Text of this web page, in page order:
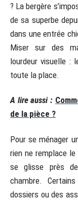
? La bergère
de sa superbe
dans une entrée
Miser sur des
lourdeur visuelle :
toute la place.
A lire aussi :
de la pièce ?
Pour se ménager
rien ne remplace
se glisse près
chambre.
dossiers ou des